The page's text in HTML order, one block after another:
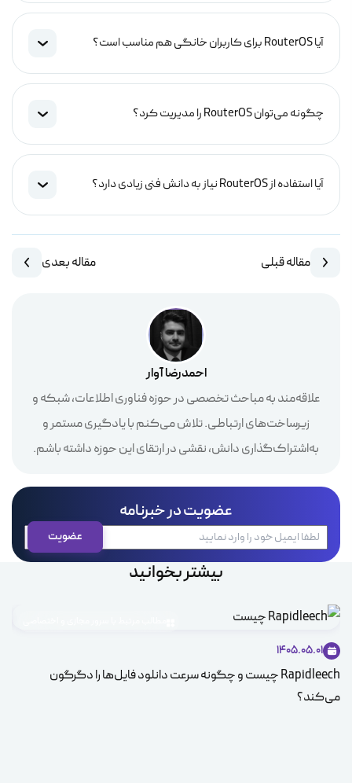
آیا RouterOS برای کاربران خانگی هم مناسب است؟
چگونه می‌توان RouterOS را مدیریت کرد؟
آیا استفاده از RouterOS نیاز به دانش فنی زیادی دارد؟
مقاله قبلی مقاله بعدی
احمدرضا آوار
علاقه‌مند به مباحث تخصصی در حوزه فناوری اطلاعات، شبکه و
زیرساخت‌های ارتباطی. تلاش می‌کنم با یادگیری مستمر و
به‌اشتراک‌گذاری دانش، نقشی در ارتقای این حوزه داشته باشم.
عضویت در خبرنامه
بیشتر بخوانید
1405.05.01
Rapidleech چیست و چگونه سرعت دانلود فایل‌ها را دگرگون
می‌کند؟